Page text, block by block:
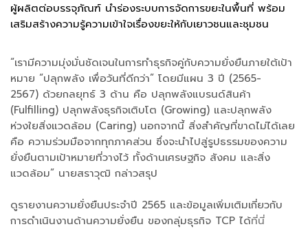
ผู้ผลิตต่อบรรจุภัณฑ์ นำร่องระบบการจัดการขยะในพื้นที่ พร้อม
เสริมสร้างความรู้ความเข้าใจเรื่องขยะให้กับเยาวชนและชุมชน
“เรามีความมุ่งมั่นชัดเจนในการทำธุรกิจคู่กับความยั่งยืนภายใต้เป้า
หมาย “ปลุกพลัง เพื่อวันที่ดีกว่า” โดยมีแผน 3 ปี (2565-
2567) ด้วยกลยุทธ์ 3 ด้าน คือ ปลุกพลังแบรนด์สินค้า
(Fulfilling) ปลุกพลังธุรกิจเติบโต (Growing) และปลุกพลัง
ห่วงใยสิ่งแวดล้อม (Caring) นอกจากนี้ สิ่งสำคัญที่ขาดไม่ได้เลย
คือ ความร่วมมือจากทุกภาคส่วน ซึ่งจะนำไปสู่รูปธรรมของความ
ยั่งยืนตามเป้าหมายที่วางไว้ ทั้งด้านเศรษฐกิจ สังคม และสิ่ง
แวดล้อม” นายสราวุฒิ กล่าวสรุป
ดูรายงานความยั่งยืนประจำปี 2565 และข้อมูลเพิ่มเติมเกี่ยวกับ
การดำเนินงานด้านความยั่งยืน ของกลุ่มธุรกิจ TCP ได้ที่นี่